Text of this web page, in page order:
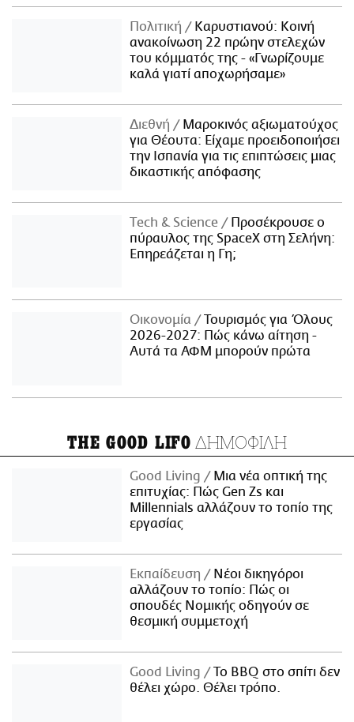
Πολιτική
Καρυστιανού: Κοινή
ανακοίνωση 22 πρώην στελεχών
του κόμματός της - «Γνωρίζουμε
καλά γιατί αποχωρήσαμε»
Διεθνή
Μαροκινός αξιωματούχος
για Θέουτα: Είχαμε προειδοποιήσει
την Ισπανία για τις επιπτώσεις μιας
δικαστικής απόφασης
Τech & Science
Προσέκρουσε ο
πύραυλος της SpaceX στη Σελήνη:
Επηρεάζεται η Γη;
Οικονομία
Τουρισμός για Όλους
2026-2027: Πώς κάνω αίτηση -
Αυτά τα ΑΦΜ μπορούν πρώτα
THE GOOD LIFO ΔΗΜΟΦΙΛΗ
Good Living
Μια νέα οπτική της
επιτυχίας: Πώς Gen Zs και
Millennials αλλάζουν το τοπίο της
εργασίας
Εκπαίδευση
Νέοι δικηγόροι
αλλάζουν το τοπίο: Πώς οι
σπουδές Νομικής οδηγούν σε
θεσμική συμμετοχή
Good Living
Το BBQ στο σπίτι δεν
θέλει χώρο. Θέλει τρόπο.